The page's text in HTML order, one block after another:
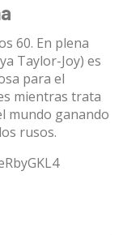
60. En plena
Taylor-Joy) es
para el
mientras trata
mundo ganando
rusos.